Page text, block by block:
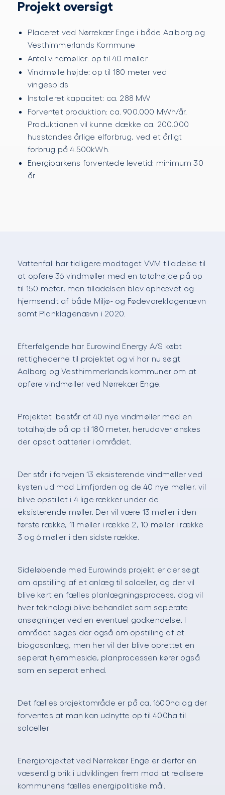
Projekt oversigt
Placeret ved Nørrekær Enge i både Aalborg og
Vesthimmerlands Kommune
Antal vindmøller: op til 40 møller
Vindmølle højde: op til 180 meter ved
vingespids
Installeret kapacitet: ca. 288 MW
Forventet produktion: ca. 900.000 MWh/år.
Produktionen vil kunne dække ca. 200.000
husstandes årlige elforbrug, ved et årligt
forbrug på 4.500kWh.
Energiparkens forventede levetid: minimum 30
år
Vattenfall har tidligere modtaget VVM tilladelse til
at opføre 36 vindmøller med en totalhøjde på op
til 150 meter, men tilladelsen blev ophævet og
hjemsendt af både Miljø- og Fødevareklagenævn
samt Planklagenævn i 2020.
Efterfølgende har Eurowind Energy A/S købt
rettighederne til projektet og vi har nu søgt
Aalborg og Vesthimmerlands kommuner om at
opføre vindmøller ved Nørrekær Enge.
Projektet består af 40 nye vindmøller med en
totalhøjde på op til 180 meter, herudover ønskes
der opsat batterier i området.
Der står i forvejen 13 eksisterende vindmøller ved
kysten ud mod Limfjorden og de 40 nye møller, vil
blive opstillet i 4 lige rækker under de
eksisterende møller. Der vil være 13 møller i den
første række, 11 møller i række 2, 10 møller i række
3 og 6 møller i den sidste række.
Sideløbende med Eurowinds projekt er der søgt
om opstilling af et anlæg til solceller, og der vil
blive kørt en fælles planlægningsprocess, dog vil
hver teknologi blive behandlet som seperate
ansøgninger ved en eventuel godkendelse. I
området søges der også om opstilling af et
biogasanlæg, men her vil der blive oprettet en
seperat hjemmeside, planprocessen kører også
som en seperat enhed.
Det fælles projektområde er på ca. 1600ha og der
forventes at man kan udnytte op til 400ha til
solceller
Energiprojektet ved Nørrekær Enge er derfor en
væsentlig brik i udviklingen frem mod at realisere
kommunens fælles energipolitiske mål.